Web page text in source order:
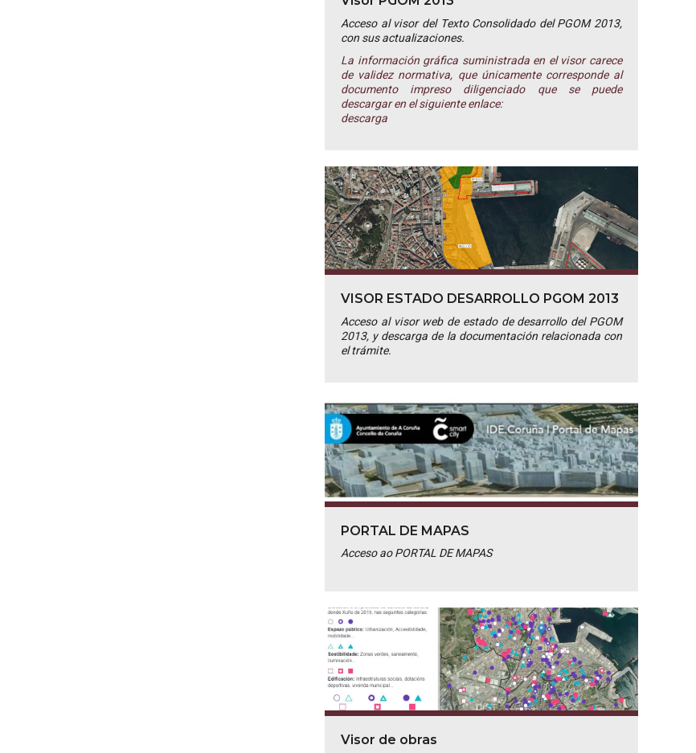
Acceso al visor del Texto Consolidado del PGOM 2013,
con sus actualizaciones.
La información gráfica suministrada en el visor carece
de validez normativa, que únicamente corresponde al
documento impreso diligenciado que se puede
descargar en el siguiente enlace:
descarga
VISOR ESTADO DESARROLLO PGOM 2013
Acceso al visor web de estado de desarrollo del PGOM
2013, y descarga de la documentación relacionada con
el trámite.
PORTAL DE MAPAS
Acceso ao PORTAL DE MAPAS
Visor de obras